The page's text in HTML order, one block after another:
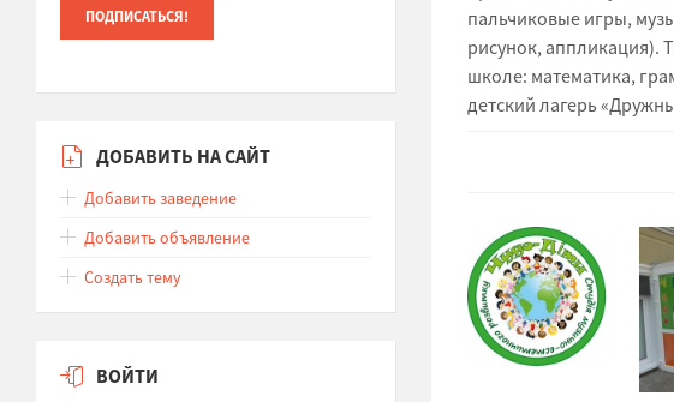
пальчиковые игры,
рисунок, аппликация).
школе: математика,
детский лагерь
ДОБАВИТЬ НА САЙТ
Добавить заведение
Добавить объявление
Создать тему
ВОЙТИ